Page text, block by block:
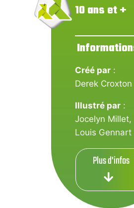
10 ans et +
Créé par :
Derek Croxton
Illustré par :
Jocelyn Millet,
Louis Gennart
Plus d'infos